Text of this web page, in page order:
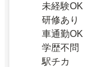
未経験OK
研修あり
車通勤OK
学歴不問
駅チカ